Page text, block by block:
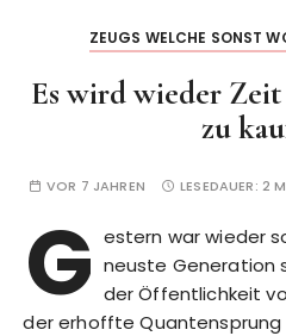
ZEUGS WELCHE SONST
Es wird wieder
zu
VOR 7 JAHREN LESEDAUER: 2
G estern war wieder
neuste Generation
der Öffentlichkeit
der erhoffte